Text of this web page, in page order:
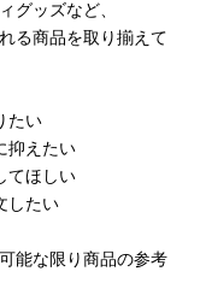
グッズなど、
る商品を取り揃えて
たい
抑えたい
てほしい
したい
能な限り商品の参考